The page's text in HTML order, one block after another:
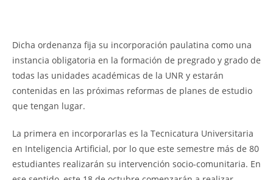
Dicha ordenanza fija su incorporación paulatina como una
instancia obligatoria en la formación de pregrado y grado de
todas las unidades académicas de la UNR y estarán
contenidas en las próximas reformas de planes de estudio
que tengan lugar.
La primera en incorporarlas es la Tecnicatura Universitaria
en Inteligencia Artificial, por lo que este semestre más de 80
estudiantes realizarán su intervención socio-comunitaria. En